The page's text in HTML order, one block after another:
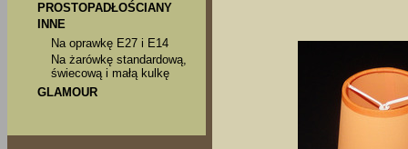
PROSTOPADŁOŚCIANY
INNE
Na oprawkę E27 i E14
Na żarówkę standardową,
świecową i małą kulkę
GLAMOUR